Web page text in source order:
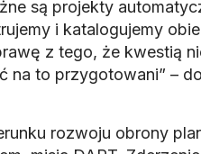
są projekty
i katalogujemy
z tego, że kwestią
na to przygotowani” –
rozwoju obrony